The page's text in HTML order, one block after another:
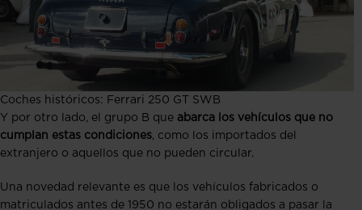
Coches históricos: Ferrari 250 GT SWB
Y por otro lado, el grupo B que abarca los vehículos que no
cumplan estas condiciones, como los importados del
extranjero o aquellos que no pueden circular.
Una novedad relevante es que los vehículos fabricados o
matriculados antes de 1950 no estarán obligados a pasar la